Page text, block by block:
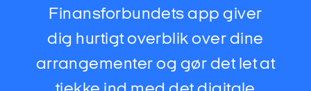
Finansforbundets app giver
dig hurtigt overblik over dine
arrangementer og gør det let at